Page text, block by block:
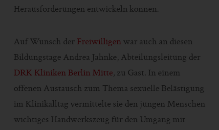
Herausforderungen entwickeln können.
Auf Wunsch der Freiwilligen war auch an diesen
Bildungstage Andrea Jahnke, Abteilungsleitung der
DRK Kliniken Berlin Mitte, zu Gast. In einem
offenen Austausch zum Thema sexuelle Belästigung
im Klinikalltag vermittelte sie den jungen Menschen
wichtiges Handwerkszeug für den Umgang mit